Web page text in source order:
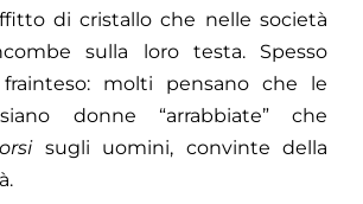
di cristallo che nelle società
sulla loro testa. Spesso
molti pensano che le
donne “arrabbiate” che
sugli uomini, convinte della